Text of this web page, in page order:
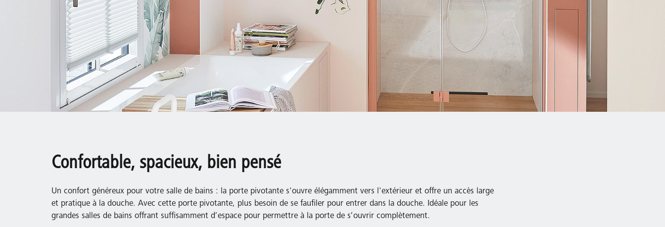
Confortable, spacieux, bien pensé
Un confort généreux pour votre salle de bains : la porte pivotante s'ouvre élégamment vers l'extérieur et offre un accès large
et pratique à la douche. Avec cette porte pivotante, plus besoin de se faufiler pour entrer dans la douche. Idéale pour les
grandes salles de bains offrant suffisamment d’espace pour permettre à la porte de s’ouvrir complètement.